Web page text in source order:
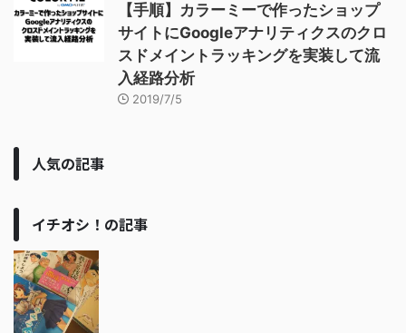
【手順】カラーミーで作ったショップ
サイトにGoogleアナリティクスのクロ
スドメイントラッキングを実装して流
入経路分析
2019/7/5
人気の記事
イチオシ！の記事